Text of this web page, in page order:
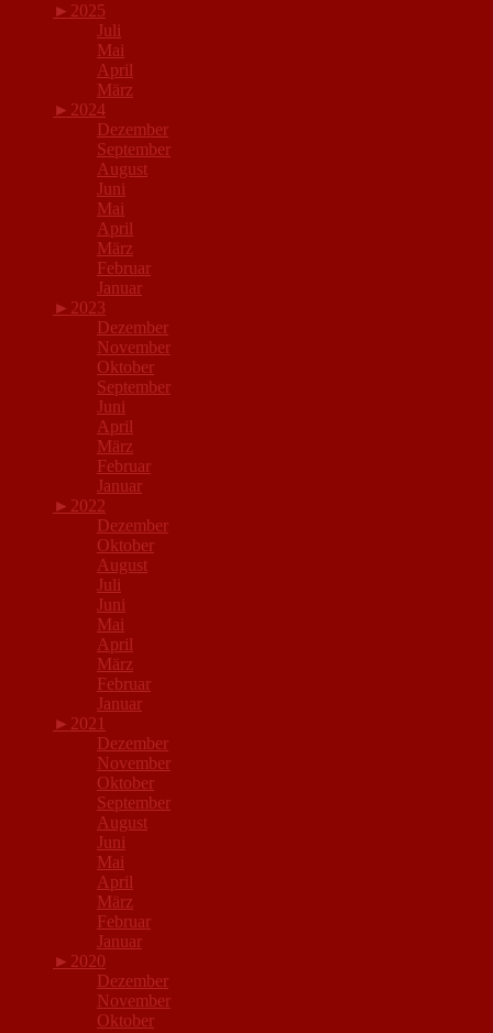
► 2025
Juli
Mai
April
März
► 2024
Dezember
September
August
Juni
Mai
April
März
Februar
Januar
► 2023
Dezember
November
Oktober
September
Juni
April
März
Februar
Januar
► 2022
Dezember
Oktober
August
Juli
Juni
Mai
April
März
Februar
Januar
► 2021
Dezember
November
Oktober
September
August
Juni
Mai
April
März
Februar
Januar
► 2020
Dezember
November
Oktober